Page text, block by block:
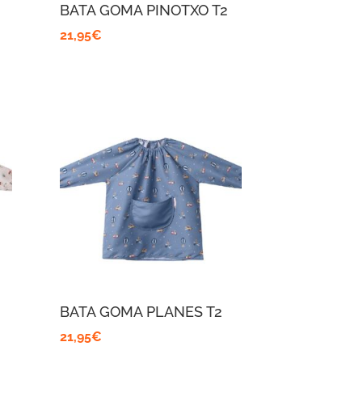
BATA GOMA PINOTXO T2
21,95€
BATA GOMA PLANES T2
21,95€